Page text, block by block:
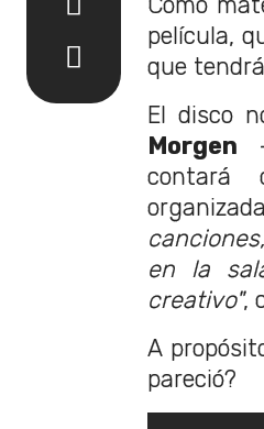
película,
que
El disco
Morgen
contará
en la
creativo",
A
pareció?